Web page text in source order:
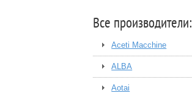
Все производители:
Aceti Macchine
ALBA
Aotai